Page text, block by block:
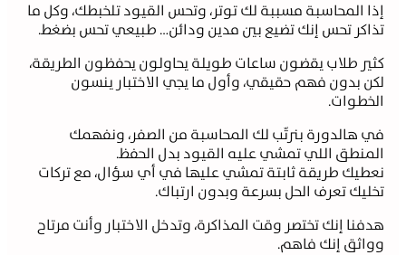
مسببة لك توتر، وتحس القيود تلخبطك، وكل ما
تحس إنك تضيع بين مدين ودائن… طبيعي تحس بضغط.
طلاب يقضون ساعات طويلة يحاولون يحفظون الطريقة،
فهم حقيقي، وأول ما يجي الاختبار ينسون
بنرتّب لك المحاسبة من الصفر، ونفهمك
اللي تمشي عليه القيود بدل الحفظ.
طريقة ثابتة تمشي عليها في أي سؤال، مع تركات
تعرف الحل بسرعة وبدون ارتباك.
إنك تختصر وقت المذاكرة، وتدخل الاختبار وأنت مرتاح
إنك فاهم.